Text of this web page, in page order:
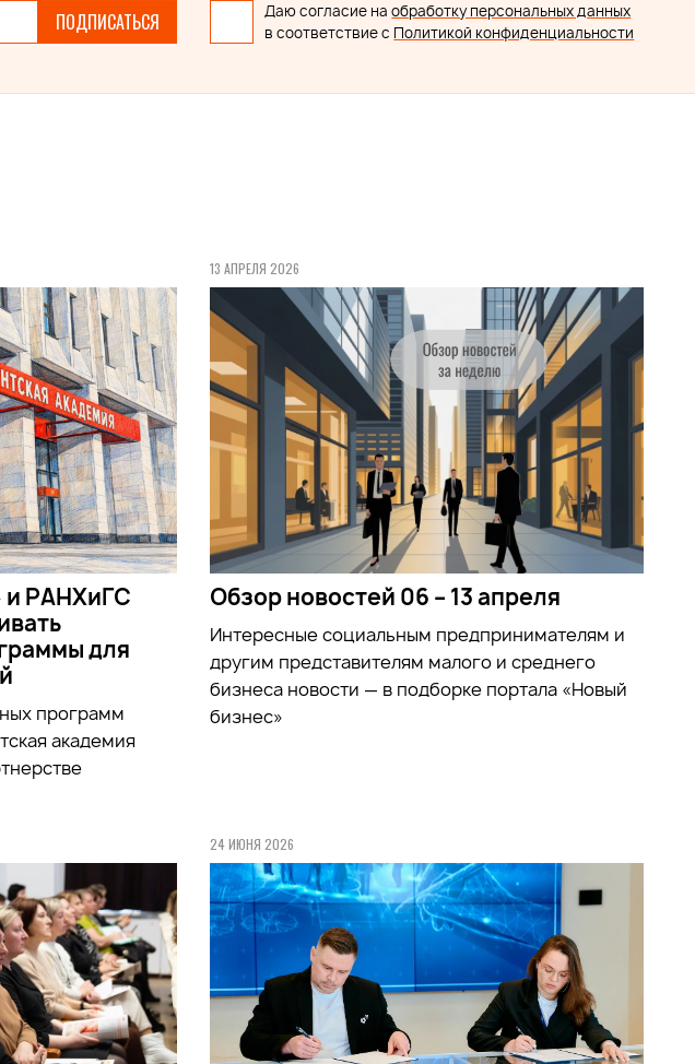
ПОДПИСАТЬСЯ Даю согласие наобработку персональных данных
в соответствие с Политикой конфиденциальности
и РАНХиГС
для
программ
академия
13 АПРЕЛЯ 2026
Обзор новостей 06 – 13 апреля
Интересные социальным предпринимателям и
другим представителям малого и среднего
бизнеса новости — в подборке портала «Новый
бизнес»
24 ИЮНЯ 2026